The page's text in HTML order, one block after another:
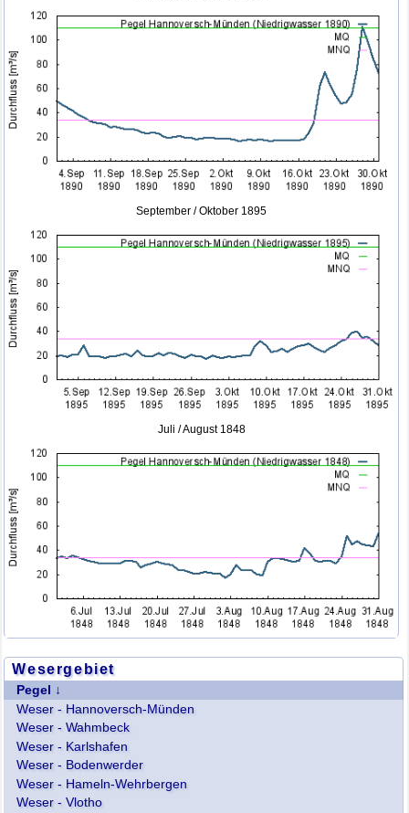
September / Oktober 1895
Juli / August 1848
Wesergebiet
Pegel
Weser - Hannoversch-Münden
Weser - Wahmbeck
Weser - Karlshafen
Weser - Bodenwerder
Weser - Hameln-Wehrbergen
Weser - Vlotho